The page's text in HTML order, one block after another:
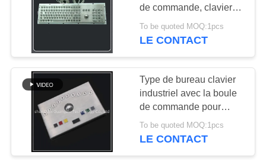
SUJET
NOUS
VISITE
D'USINE
CONTRÔLE
de commande, clavier
en métal avec la boule
de commande
To be quoted MOQ:1pcs
LE CONTACT
Type de bureau clavier
industriel avec la boule
de commande pour
l'équipement de service
d'individu
To be quoted MOQ:1pcs
LE CONTACT